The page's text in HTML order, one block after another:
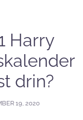
Harry
drin?
19, 2020